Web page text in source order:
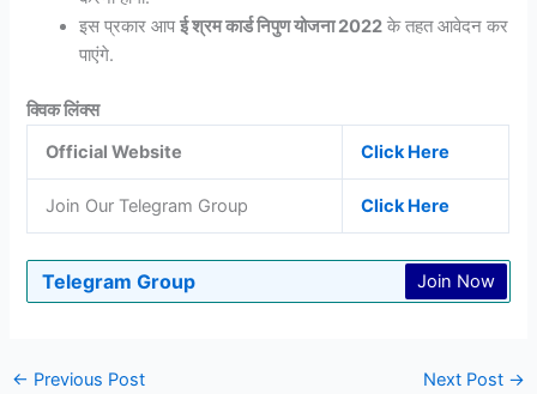
इस प्रकार आपई श्रम कार्ड निपुण योजना 2022 के तहत आवेदन कर
पाएंगे.
क्विक लिंक्स
Official Website
Click Here
Join Our Telegram Group Click Here
Telegram Group Join Now
← Previous Post Next Post →